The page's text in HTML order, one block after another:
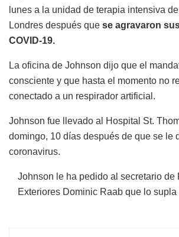
lunes a la unidad de terapia intensiva
Londres después que se agravaron
COVID-19.
La oficina de Johnson dijo que el
consciente y que hasta el momento no
conectado a un respirador artificial.
Johnson fue llevado al Hospital St.
domingo, 10 días después de que se le
coronavirus.
Johnson le ha pedido al secretario de
Exteriores Dominic Raab que lo